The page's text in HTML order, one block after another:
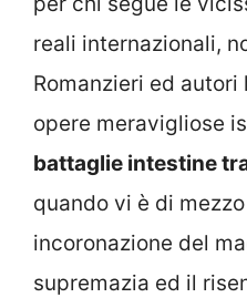
reali internazionali,
Romanzieri ed
opere meravigliose
battaglie intestine
quando vi è di
incoronazione del
supremazia ed il